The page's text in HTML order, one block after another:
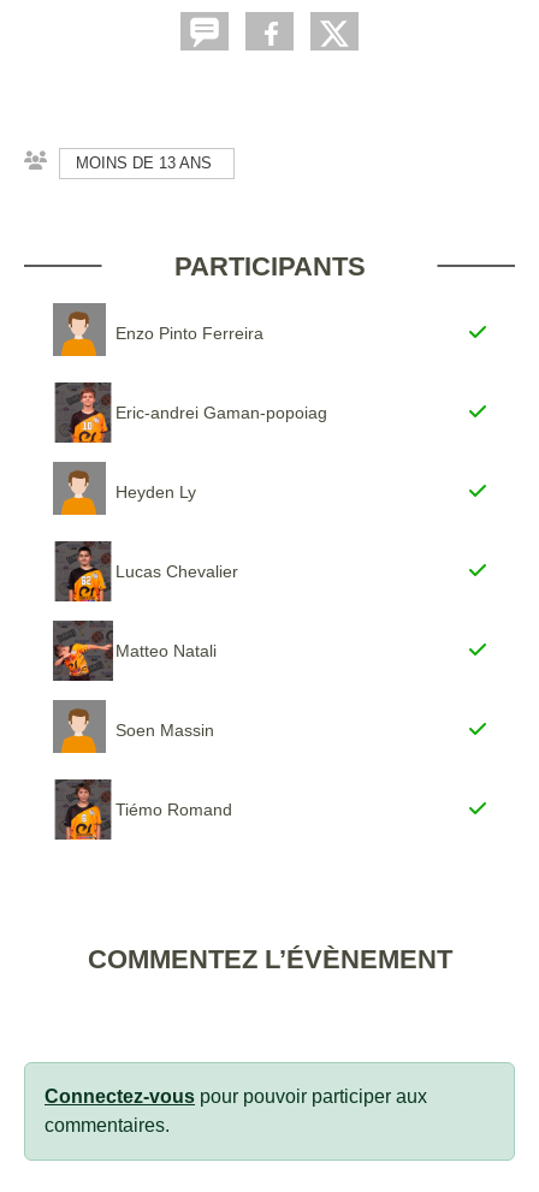
MOINS DE 13 ANS
PARTICIPANTS
Enzo Pinto Ferreira
Eric-andrei Gaman-popoiag
Heyden Ly
Lucas Chevalier
Matteo Natali
Soen Massin
Tiémo Romand
COMMENTEZ L’ÉVÈNEMENT
Connectez-vous pour pouvoir participer aux
commentaires.